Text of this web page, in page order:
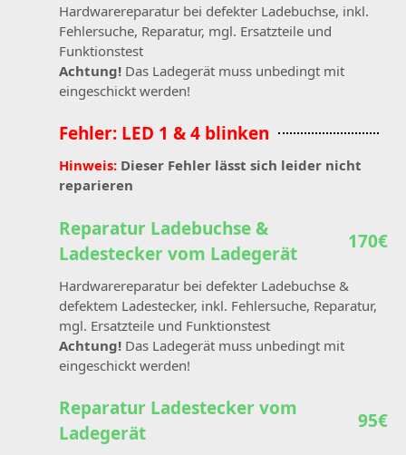
Hardwarereparatur bei defekter Ladebuchse, inkl.
Fehlersuche, Reparatur, mgl. Ersatzteile und
Funktionstest
Achtung! Das Ladegerät muss unbedingt mit
eingeschickt werden!
Fehler: LED 1 & 4 blinken
Hinweis: Dieser Fehler lässt sich leider nicht
reparieren
Reparatur Ladebuchse &
Ladestecker vom Ladegerät
170€
Hardwarereparatur bei defekter Ladebuchse &
defektem Ladestecker, inkl. Fehlersuche, Reparatur,
mgl. Ersatzteile und Funktionstest
Achtung! Das Ladegerät muss unbedingt mit
eingeschickt werden!
Reparatur Ladestecker vom
Ladegerät
95€